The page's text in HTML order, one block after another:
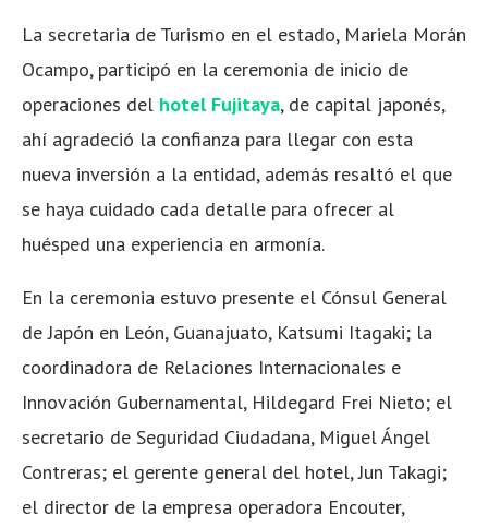
La secretaria de Turismo en el estado, Mariela Morán
Ocampo, participó en la ceremonia de inicio de
operaciones del hotel Fujitaya, de capital japonés,
ahí agradeció la confianza para llegar con esta
nueva inversión a la entidad, además resaltó el que
se haya cuidado cada detalle para ofrecer al
huésped una experiencia en armonía.
En la ceremonia estuvo presente el Cónsul General
de Japón en León, Guanajuato, Katsumi Itagaki; la
coordinadora de Relaciones Internacionales e
Innovación Gubernamental, Hildegard Frei Nieto; el
secretario de Seguridad Ciudadana, Miguel Ángel
Contreras; el gerente general del hotel, Jun Takagi;
el director de la empresa operadora Encouter,